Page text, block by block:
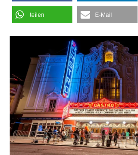
teilen E-Mail